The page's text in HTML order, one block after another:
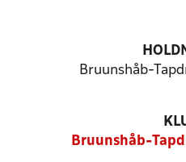
Bruunshåb-
Bruunshåb-